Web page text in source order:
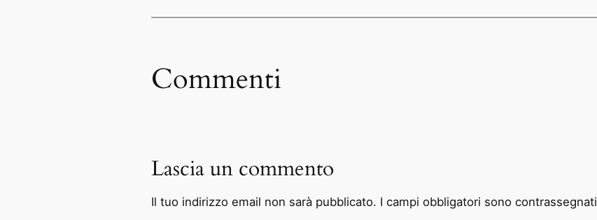
Commenti
Lascia un commento
Il tuo indirizzo email non sarà pubblicato. I campi obbligatori sono contrassegnati